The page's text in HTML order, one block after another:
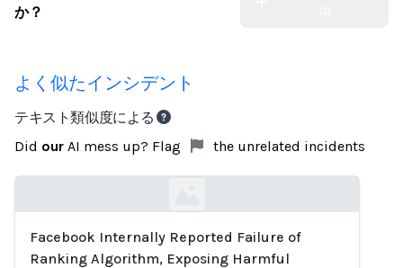
か？
よく似たインシデント
テキスト類似度による
Did our AI mess up? Flag the unrelated incidents
Loading...
Facebook Internally Reported Failure of
Ranking Algorithm, Exposing Harmful